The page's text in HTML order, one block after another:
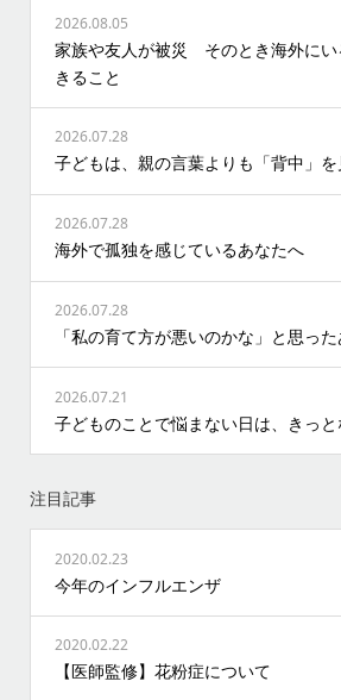
2026.08.05
家族や友人が被災 そのとき海外にい
きること
2026.07.28
子どもは、親の言葉よりも「背中」を
2026.07.28
海外で孤独を感じているあなたへ
2026.07.28
「私の育て方が悪いのかな」と思っ
2026.07.21
子どものことで悩まない日は、きっ
注目記事
2020.02.23
今年のインフルエンザ
2020.02.22
【医師監修】花粉症について